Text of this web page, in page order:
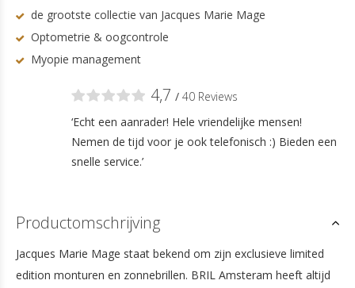
de grootste collectie van Jacques Marie Mage
Optometrie & oogcontrole
Myopie management
4,7 / 40 Reviews
‘Echt een aanrader! Hele vriendelijke mensen!
Nemen de tijd voor je ook telefonisch :) Bieden een
snelle service.’
Productomschrijving
Jacques Marie Mage staat bekend om zijn exclusieve limited
edition monturen en zonnebrillen. BRIL Amsteram heeft altijd